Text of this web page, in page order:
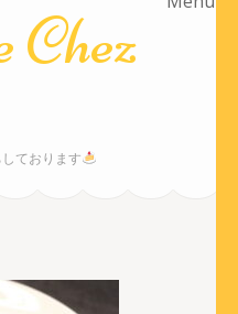
ております